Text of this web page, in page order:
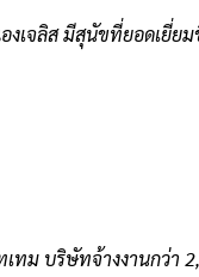
งเจลิส มีสุนัขที่ยอดเยี่ย
ทม บริษัทจ้างงานกว่า